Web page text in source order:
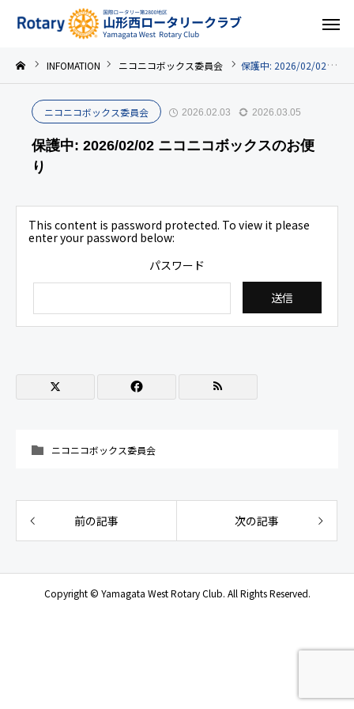
INFOMATION ニコニコボックス委員会 保護中: 2026/02/02 ニコニコボックスのお便り
ニコニコボックス委員会 2026.02.03 2026.03.05
保護中: 2026/02/02 ニコニコボックスのお便
り
This content is password protected. To view it please
enter your password below:
パスワード
ニコニコボックス委員会
前の記事 次の記事
Copyright © Yamagata West Rotary Club. All Rights Reserved.